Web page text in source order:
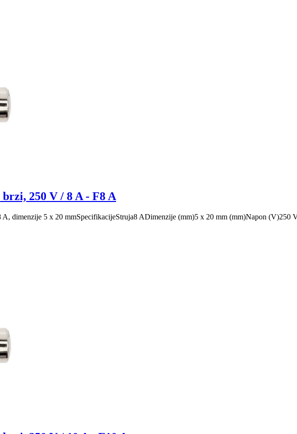
250 V / 8 A - F8 A
dimenzije 5 x 20 mmSpecifikacijeStruja8 ADimenzije (mm)5 x 20 mm (mm)Napon (V)250